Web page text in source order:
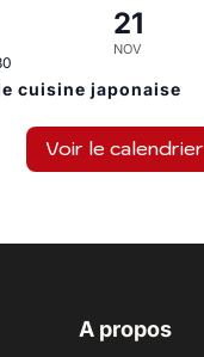
21
NOV
cuisine japonaise
Voir le calendrier
A propos